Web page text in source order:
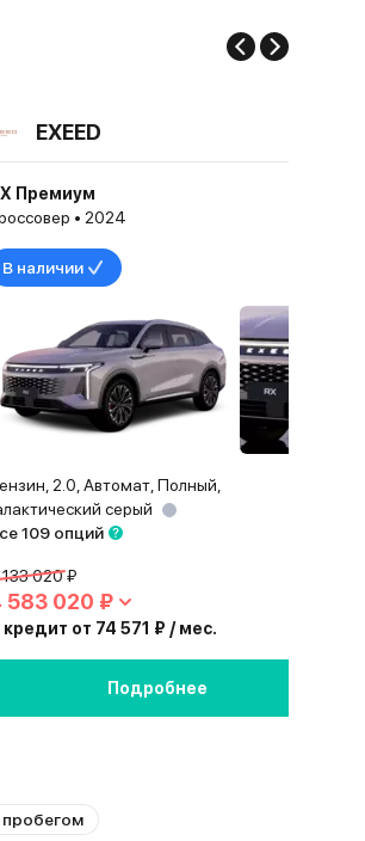
EXEED
Премиум
• 2024
В наличии
2.0, Автомат, Полный,
серый
109 опций
020 ₽
583 020 ₽
кредит от 74 571 ₽ / мес.
Подробнее
пробегом